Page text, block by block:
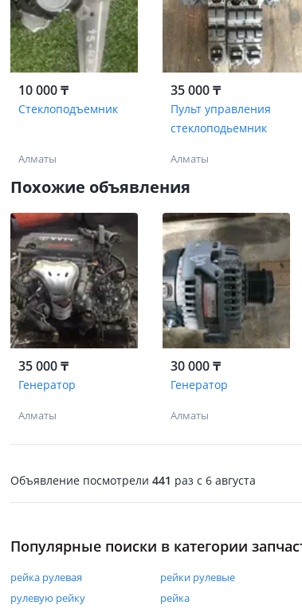
10 000 ₸
Стеклоподъемник
Алматы
35 000 ₸
Пульт управления
стеклоподьемник
Алматы
Похожие объявления
35 000 ₸
Генератор
Алматы
30 000 ₸
Генератор
Алматы
Объявление посмотрели 441 раз c 6 августа
Популярные поиски в категории
рейка рулевая рейки рулевые
рулевую рейку
рейка